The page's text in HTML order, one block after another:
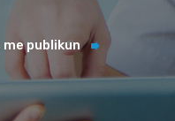
publikun